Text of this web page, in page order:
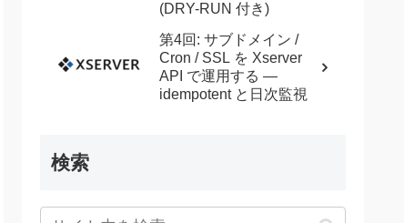
(DRY-RUN 付き)
第4回: サブドメイン /
Cron / SSL を Xserver
API で運用する —
idempotent と日次監視
検索